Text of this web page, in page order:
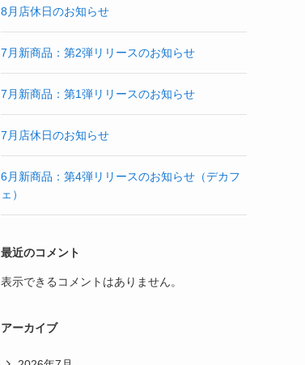
8月店休日のお知らせ
7月新商品：第2弾リリースのお知らせ
7月新商品：第1弾リリースのお知らせ
7月店休日のお知らせ
6月新商品：第4弾リリースのお知らせ（デカフ
ェ）
最近のコメント
表示できるコメントはありません。
アーカイブ